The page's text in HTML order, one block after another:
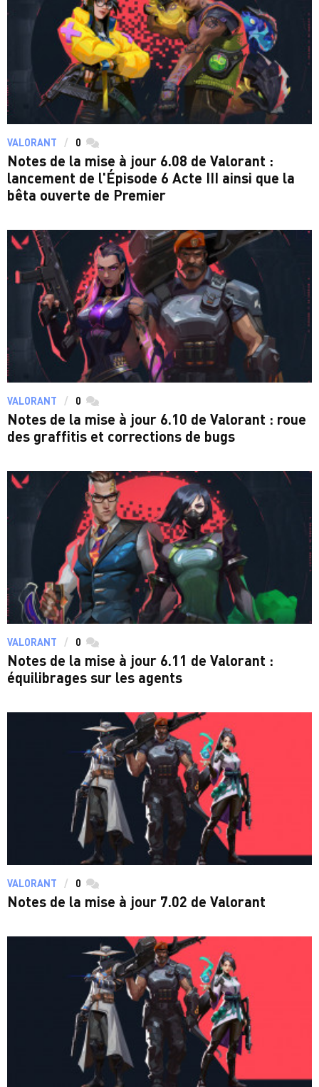
VALORANT 0 commentaires
Notes de la mise à jour 6.08 de Valorant :
lancement de l'Épisode 6 Acte III ainsi que la
bêta ouverte de Premier
VALORANT 0 commentaires
Notes de la mise à jour 6.10 de Valorant : roue
des graffitis et corrections de bugs
VALORANT 0 commentaires
Notes de la mise à jour 6.11 de Valorant :
équilibrages sur les agents
VALORANT 0 commentaires
Notes de la mise à jour 7.02 de Valorant